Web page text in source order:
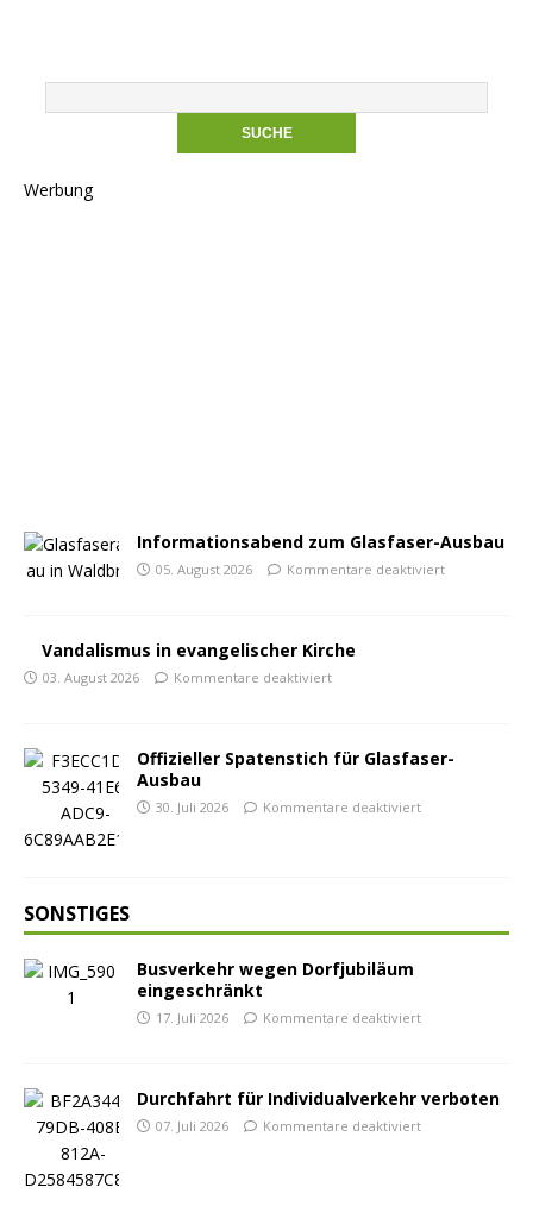
Werbung
Informationsabend zum Glasfaser-Ausbau
05. August 2026 Kommentare deaktiviert
Vandalismus in evangelischer Kirche
03. August 2026 Kommentare deaktiviert
Offizieller Spatenstich für Glasfaser-
Ausbau
30. Juli 2026 Kommentare deaktiviert
SONSTIGES
Busverkehr wegen Dorfjubiläum
eingeschränkt
17. Juli 2026 Kommentare deaktiviert
Durchfahrt für Individualverkehr verboten
07. Juli 2026 Kommentare deaktiviert